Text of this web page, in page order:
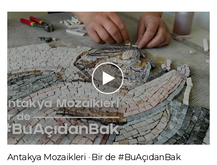
Antakya Mozaikleri · Bir de #BuAçıdanBak